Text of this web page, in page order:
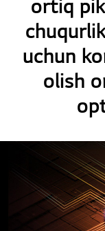
uchun
olish